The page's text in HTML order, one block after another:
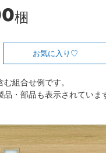
梱
お気に入り
組合せ例です。
品・部品も表示されていま